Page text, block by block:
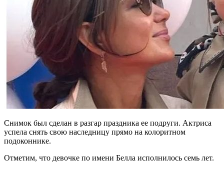
Снимок был сделан в разгар праздника ее подруги. Актриса
успела снять свою наследницу прямо на колоритном
подоконнике.
Отметим, что девочке по имени Белла исполнилось семь лет.